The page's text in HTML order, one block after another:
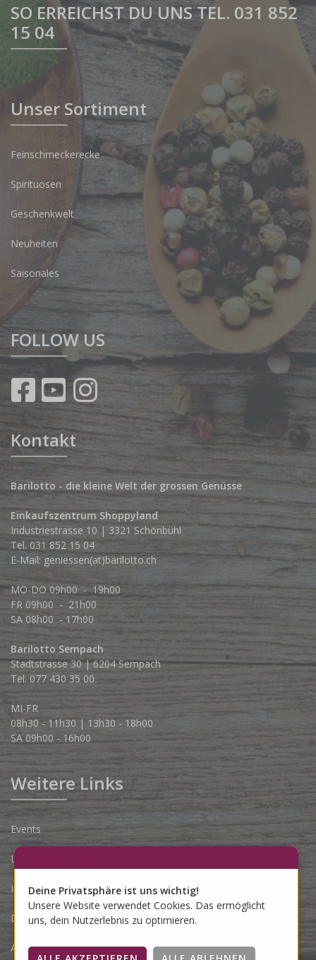
SO ERREICHST DU UNS TEL. 031 852
15 04
Unser Sortiment
Feinschmeckerecke
Spirituosen
Geschenkwelt
Neuheiten
Saisonales
FOLLOW US
Kontakt
Barilotto - die kleine Welt der grossen Genüsse
Einkaufszentrum Shoppyland
Industriestrasse 10 | 3321 Schönbühl
Tel. 031 852 15 04
E-Mail: geniessen(at)barilotto.ch
MO-DO 09h00 - 19h00
FR 09h00 - 21h00
SA 08h00 - 17h00
Barilotto Sempach
Stadtstrasse 30 | 6204 Sempach
Tel. 077 430 35 00
MI-FR
08h30 - 11h30 | 13h30 - 18h00
SA 09h00 - 16h00
Weitere Links
Events
Lieferbedingungen
Impressum
Datenschutzerklärung
AGB
Deine Privatsphäre ist uns wichtig!
Unsere Website verwendet Cookies. Das ermöglicht
uns, dein Nutzerlebnis zu optimieren.